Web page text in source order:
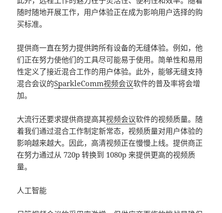
随时随地开展工作，用户体验正在成为影响用户选择的购
买标准。
提供商一直在努力提供跨所有设备的无缝体验。例如，他
们正在努力使他们的工具尽可能易于使用。简单性和易用
性定义了接近混合工作的用户体验。此外，能够无缝支持
混合会议的SparkleComm视频会议软件的普及率将会增
加。
大流行还要求提供商提高其视频会议软件的视频质量。随
着我们通过混合工作制定新常态，视频质量对用户体验的
影响越来越大。因此，高清视频正在慢慢上线。提供商正
在努力通过从 720p 转换到 1080p 来提供更高的视频质
量。
人工智能